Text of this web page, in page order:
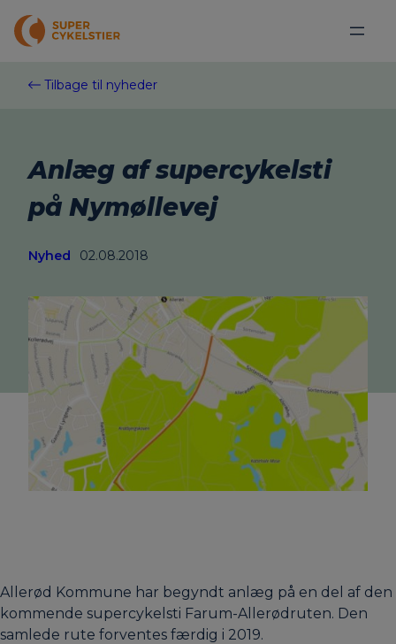
indhold
Tilbage til nyheder
Anlæg af supercykelsti
på Nymøllevej
Nyhed 02.08.2018
Allerød Kommune har begyndt anlæg på en del af den
kommende supercykelsti Farum-Allerødruten. Den
samlede rute forventes færdig i 2019.